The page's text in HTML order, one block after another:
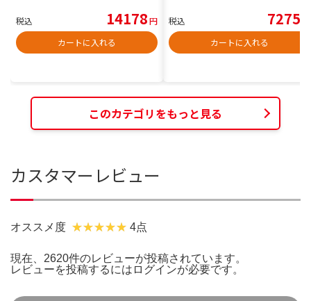
税込 14178円
カートに入れる
税込 7275
カートに入れる
このカテゴリをもっと見る
カスタマーレビュー
オススメ度 4点
現在、2620件のレビューが投稿されています。
レビューを投稿するには ログインが必要です。